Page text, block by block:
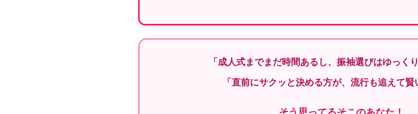
「成人式までまだ時間あるし、振袖選びはゆっく
「直前にサクッと決める方が、流行も追えて賢